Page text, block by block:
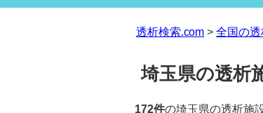
透析検索.com 全国の透
埼玉県の透析
172件の埼玉県の透析施